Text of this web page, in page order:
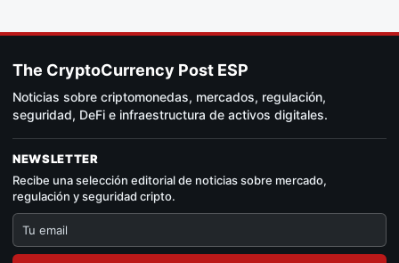
The CryptoCurrency Post ESP
Noticias sobre criptomonedas, mercados, regulación,
seguridad, DeFi e infraestructura de activos digitales.
NEWSLETTER
Recibe una selección editorial de noticias sobre mercado,
regulación y seguridad cripto.